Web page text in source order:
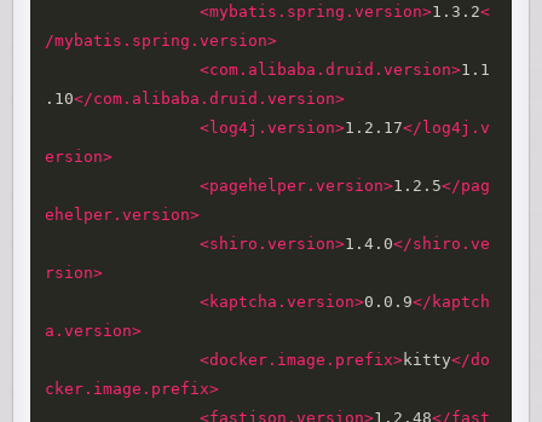
<mybatis.spring.version>1.3.2<
/mybatis.spring.version>
<com.alibaba.druid.version>1.1
.10</com.alibaba.druid.version>
<log4j.version>1.2.17</log4j.v
ersion>
<pagehelper.version>1.2.5</pag
ehelper.version>
<shiro.version>1.4.0</shiro.ve
rsion>
<kaptcha.version>0.0.9</kaptch
a.version>
<docker.image.prefix>kitty</do
cker.image.prefix>
<fastjson.version>1.2.48</fast